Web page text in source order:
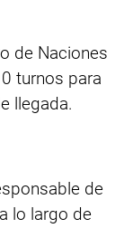
de Naciones
turnos para
llegada.
de
lo largo de